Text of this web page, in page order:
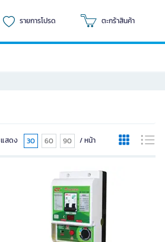
รายการโปรด ตะกร้าสินค้า
แสดง 30 60 90 / หน้า